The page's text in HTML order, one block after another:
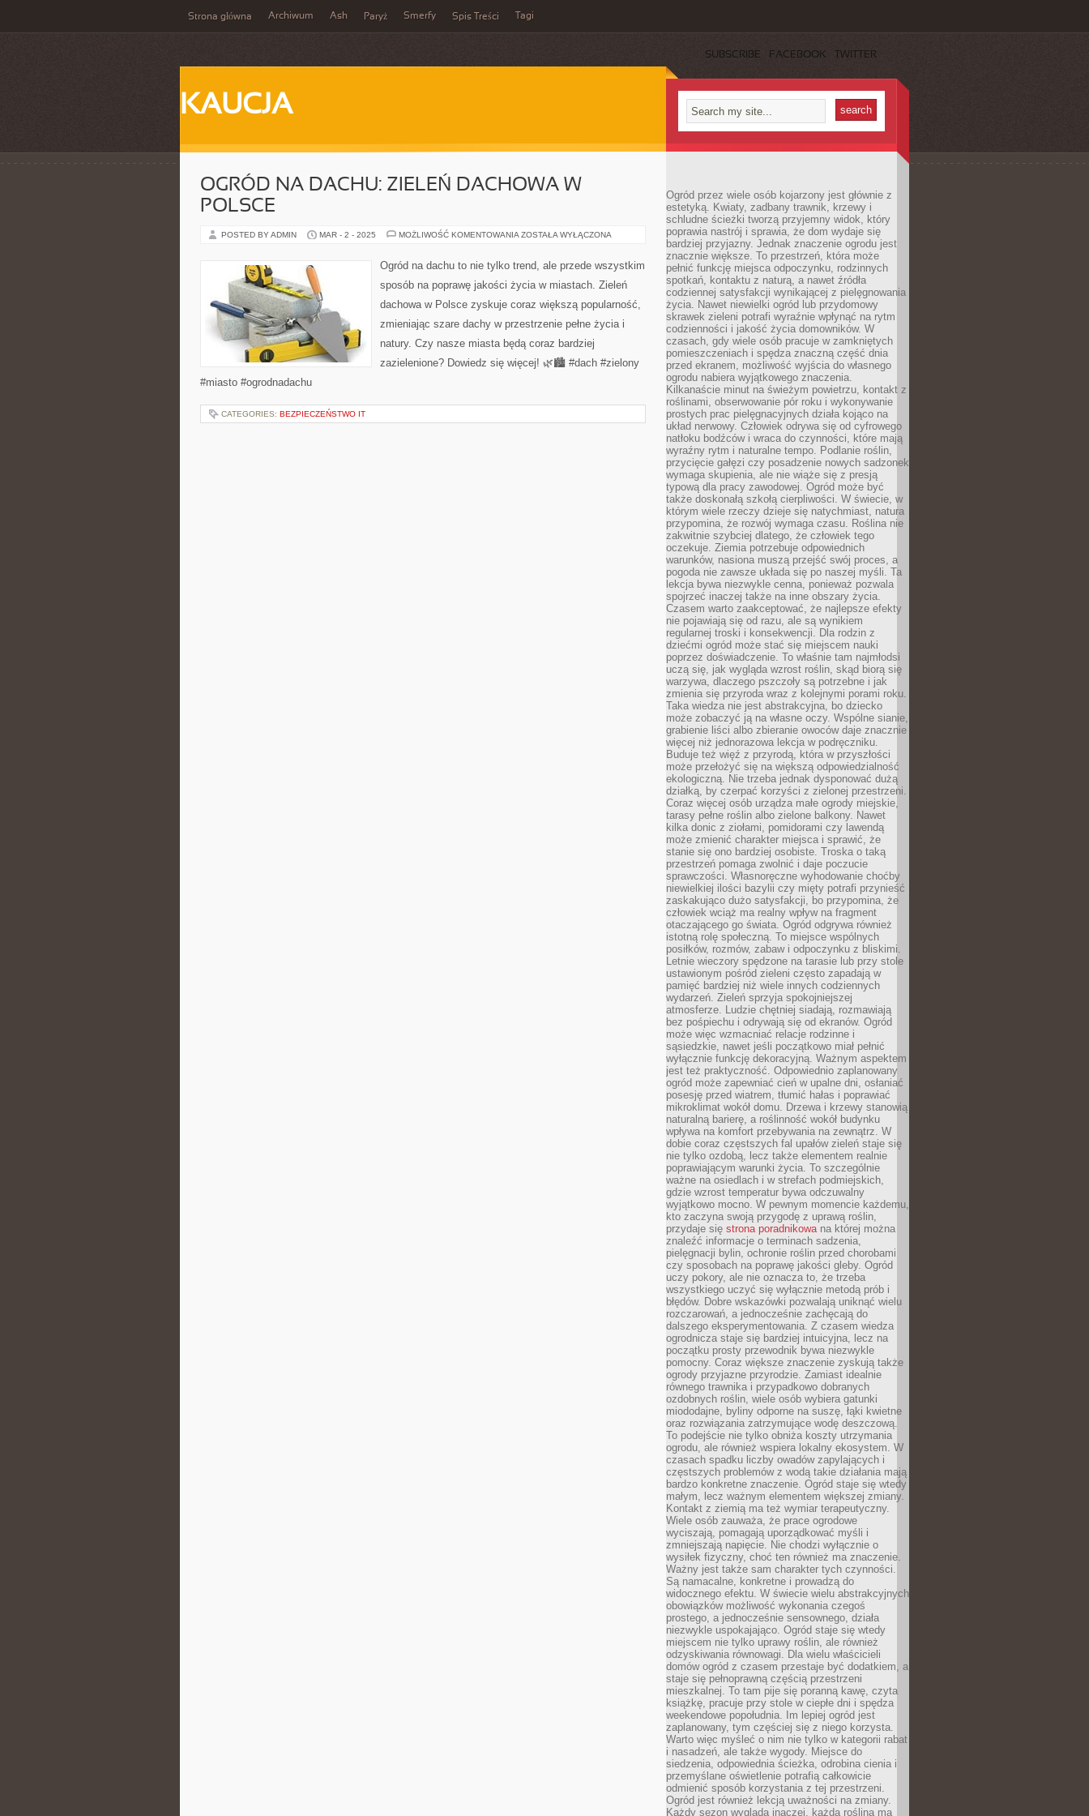
Strona główna Archiwum Ash Paryż Smerfy Spis Treści Tagi
SUBSCRIBE FACEBOOK TWITTER
KAUCJA
OGRÓD NA DACHU: ZIELEŃ DACHOWA W
POLSCE
POSTED BY ADMIN MAR - 2 - 2025 MOŻLIWOŚĆ KOMENTOWANIA OGRÓD
ZIELEŃ
DACHOWA
POLSCE
ZOSTAŁA WYŁĄCZONA
Ogród na dachu to nie tylko trend, ale przede wszystkim
sposób na poprawę jakości życia w miastach. Zieleń
dachowa w Polsce zyskuje coraz większą popularność,
zmieniając szare dachy w przestrzenie pełne życia i
natury. Czy nasze miasta będą coraz bardziej
zazielenione? Dowiedz się więcej! 🌿🏙️ #dach #zielony
#miasto #ogrodnadachu
CATEGORIES: BEZPIECZEŃSTWO IT
Ogród przez wiele osób kojarzony jest głównie z
estetyką. Kwiaty, zadbany trawnik, krzewy i
schludne ścieżki tworzą przyjemny widok, który
poprawia nastrój i sprawia, że dom wydaje się
bardziej przyjazny. Jednak znaczenie ogrodu jest
znacznie większe. To przestrzeń, która może
pełnić funkcję miejsca odpoczynku, rodzinnych
spotkań, kontaktu z naturą, a nawet źródła
codziennej satysfakcji wynikającej z pielęgnowania
życia. Nawet niewielki ogród lub przydomowy
skrawek zieleni potrafi wyraźnie wpłynąć na rytm
codzienności i jakość życia domowników. W
czasach, gdy wiele osób pracuje w zamkniętych
pomieszczeniach i spędza znaczną część dnia
przed ekranem, możliwość wyjścia do własnego
ogrodu nabiera wyjątkowego znaczenia.
Kilkanaście minut na świeżym powietrzu, kontakt z
roślinami, obserwowanie pór roku i wykonywanie
prostych prac pielęgnacyjnych działa kojąco na
układ nerwowy. Człowiek odrywa się od cyfrowego
natłoku bodźców i wraca do czynności, które mają
wyraźny rytm i naturalne tempo. Podlanie roślin,
przycięcie gałęzi czy posadzenie nowych sadzonek
wymaga skupienia, ale nie wiąże się z presją
typową dla pracy zawodowej. Ogród może być
także doskonałą szkołą cierpliwości. W świecie, w
którym wiele rzeczy dzieje się natychmiast, natura
przypomina, że rozwój wymaga czasu. Roślina nie
zakwitnie szybciej dlatego, że człowiek tego
oczekuje. Ziemia potrzebuje odpowiednich
warunków, nasiona muszą przejść swój proces, a
pogoda nie zawsze układa się po naszej myśli. Ta
lekcja bywa niezwykle cenna, ponieważ pozwala
spojrzeć inaczej także na inne obszary życia.
Czasem warto zaakceptować, że najlepsze efekty
nie pojawiają się od razu, ale są wynikiem
regularnej troski i konsekwencji. Dla rodzin z
dziećmi ogród może stać się miejscem nauki
poprzez doświadczenie. To właśnie tam najmłodsi
uczą się, jak wygląda wzrost roślin, skąd biorą się
warzywa, dlaczego pszczoły są potrzebne i jak
zmienia się przyroda wraz z kolejnymi porami roku.
Taka wiedza nie jest abstrakcyjna, bo dziecko
może zobaczyć ją na własne oczy. Wspólne sianie,
grabienie liści albo zbieranie owoców daje znacznie
więcej niż jednorazowa lekcja w podręczniku.
Buduje też więź z przyrodą, która w przyszłości
może przełożyć się na większą odpowiedzialność
ekologiczną. Nie trzeba jednak dysponować dużą
działką, by czerpać korzyści z zielonej przestrzeni.
Coraz więcej osób urządza małe ogrody miejskie,
tarasy pełne roślin albo zielone balkony. Nawet
kilka donic z ziołami, pomidorami czy lawendą
może zmienić charakter miejsca i sprawić, że
stanie się ono bardziej osobiste. Troska o taką
przestrzeń pomaga zwolnić i daje poczucie
sprawczości. Własnoręczne wyhodowanie choćby
niewielkiej ilości bazylii czy mięty potrafi przynieść
zaskakująco dużo satysfakcji, bo przypomina, że
człowiek wciąż ma realny wpływ na fragment
otaczającego go świata. Ogród odgrywa również
istotną rolę społeczną. To miejsce wspólnych
posiłków, rozmów, zabaw i odpoczynku z bliskimi.
Letnie wieczory spędzone na tarasie lub przy stole
ustawionym pośród zieleni często zapadają w
pamięć bardziej niż wiele innych codziennych
wydarzeń. Zieleń sprzyja spokojniejszej
atmosferze. Ludzie chętniej siadają, rozmawiają
bez pośpiechu i odrywają się od ekranów. Ogród
może więc wzmacniać relacje rodzinne i
sąsiedzkie, nawet jeśli początkowo miał pełnić
wyłącznie funkcję dekoracyjną. Ważnym aspektem
jest też praktyczność. Odpowiednio zaplanowany
ogród może zapewniać cień w upalne dni, osłaniać
posesję przed wiatrem, tłumić hałas i poprawiać
mikroklimat wokół domu. Drzewa i krzewy stanowią
naturalną barierę, a roślinność wokół budynku
wpływa na komfort przebywania na zewnątrz. W
dobie coraz częstszych fal upałów zieleń staje się
nie tylko ozdobą, lecz także elementem realnie
poprawiającym warunki życia. To szczególnie
ważne na osiedlach i w strefach podmiejskich,
gdzie wzrost temperatur bywa odczuwalny
wyjątkowo mocno. W pewnym momencie każdemu,
kto zaczyna swoją przygodę z uprawą roślin,
przydaje się strona poradnikowana której można
znaleźć informacje o terminach sadzenia,
pielęgnacji bylin, ochronie roślin przed chorobami
czy sposobach na poprawę jakości gleby. Ogród
uczy pokory, ale nie oznacza to, że trzeba
wszystkiego uczyć się wyłącznie metodą prób i
błędów. Dobre wskazówki pozwalają uniknąć wielu
rozczarowań, a jednocześnie zachęcają do
dalszego eksperymentowania. Z czasem wiedza
ogrodnicza staje się bardziej intuicyjna, lecz na
początku prosty przewodnik bywa niezwykle
pomocny. Coraz większe znaczenie zyskują także
ogrody przyjazne przyrodzie. Zamiast idealnie
równego trawnika i przypadkowo dobranych
ozdobnych roślin, wiele osób wybiera gatunki
miododajne, byliny odporne na suszę, łąki kwietne
oraz rozwiązania zatrzymujące wodę deszczową.
To podejście nie tylko obniża koszty utrzymania
ogrodu, ale również wspiera lokalny ekosystem. W
czasach spadku liczby owadów zapylających i
częstszych problemów z wodą takie działania mają
bardzo konkretne znaczenie. Ogród staje się wtedy
małym, lecz ważnym elementem większej zmiany.
Kontakt z ziemią ma też wymiar terapeutyczny.
Wiele osób zauważa, że prace ogrodowe
wyciszają, pomagają uporządkować myśli i
zmniejszają napięcie. Nie chodzi wyłącznie o
wysiłek fizyczny, choć ten również ma znaczenie.
Ważny jest także sam charakter tych czynności.
Są namacalne, konkretne i prowadzą do
widocznego efektu. W świecie wielu abstrakcyjnych
obowiązków możliwość wykonania czegoś
prostego, a jednocześnie sensownego, działa
niezwykle uspokajająco. Ogród staje się wtedy
miejscem nie tylko uprawy roślin, ale również
odzyskiwania równowagi. Dla wielu właścicieli
domów ogród z czasem przestaje być dodatkiem, a
staje się pełnoprawną częścią przestrzeni
mieszkalnej. To tam pije się poranną kawę, czyta
książkę, pracuje przy stole w ciepłe dni i spędza
weekendowe popołudnia. Im lepiej ogród jest
zaplanowany, tym częściej się z niego korzysta.
Warto więc myśleć o nim nie tylko w kategorii rabat
i nasadzeń, ale także wygody. Miejsce do
siedzenia, odpowiednia ścieżka, odrobina cienia i
przemyślane oświetlenie potrafią całkowicie
odmienić sposób korzystania z tej przestrzeni.
Ogród jest również lekcją uważności na zmiany.
Każdy sezon wygląda inaczej, każda roślina ma